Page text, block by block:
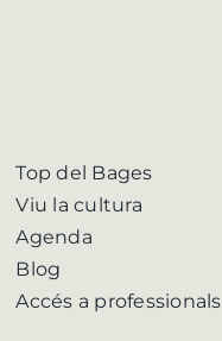
Top del Bages
Viu la cultura
Agenda
Blog
Accés a professionals